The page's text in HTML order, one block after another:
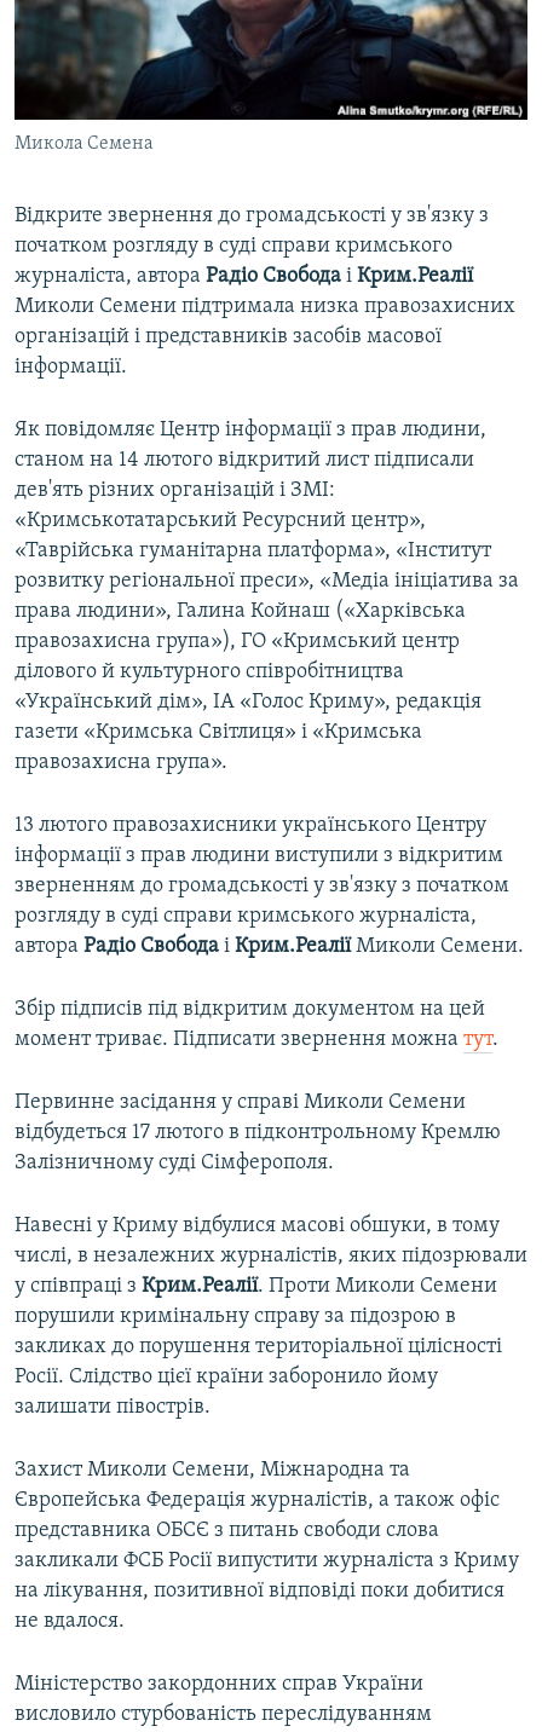
ВІДЕОУРОКИ «ELIFBE»
СВІДЧЕННЯ ОКУПАЦІЇ
УКРАЇНСЬКА ПРОБЛЕМА КРИМУ
ІНФОГРАФІКА
Русский
Qırımtatar
ДОЛУЧАЙСЯ!
Усі сайти RFE/RL
Микола Семена
Відкрите звернення до громадськості у зв'язку з
початком розгляду в суді справи кримського
журналіста, автора Радіо Свобода і Крим.Реалії
Миколи Семени підтримала низка правозахисних
організацій і представників засобів масової
інформації.
Як повідомляє Центр інформації з прав людини,
станом на 14 лютого відкритий лист підписали
дев'ять різних організацій і ЗМІ:
«Кримськотатарський Ресурсний центр»,
«Таврійська гуманітарна платформа», «Інститут
розвитку регіональної преси», «Медіа ініціатива за
права людини», Галина Койнаш («Харківська
правозахисна група»), ГО «Кримський центр
ділового й культурного співробітництва
«Український дім», ІА «Голос Криму», редакція
газети «Кримська Світлиця» і «Кримська
правозахисна група».
13 лютого правозахисники українського Центру
інформації з прав людини виступили з відкритим
зверненням до громадськості у зв'язку з початком
розгляду в суді справи кримського журналіста,
автора Радіо Свобода і Крим.РеаліїМиколи Семени.
Збір підписів під відкритим документом на цей
момент триває. Підписати звернення можна тут.
Первинне засідання у справі Миколи Семени
відбудеться 17 лютого в підконтрольному Кремлю
Залізничному суді Сімферополя.
Навесні у Криму відбулися масові обшуки, в тому
числі, в незалежних журналістів, яких підозрювали
у співпраці з Крим.Реалії. Проти Миколи Семени
порушили кримінальну справу за підозрою в
закликах до порушення територіальної цілісності
Росії. Слідство цієї країни заборонило йому
залишати півострів.
Захист Миколи Семени, Міжнародна та
Європейська Федерація журналістів, а також офіс
представника ОБСЄ з питань свободи слова
закликали ФСБ Росії випустити журналіста з Криму
на лікування, позитивної відповіді поки добитися
не вдалося.
Міністерство закордонних справ України
висловило стурбованість переслідуванням